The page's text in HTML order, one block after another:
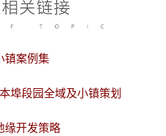
镇案例集
埠段园全域及小镇策划
缘开发策略